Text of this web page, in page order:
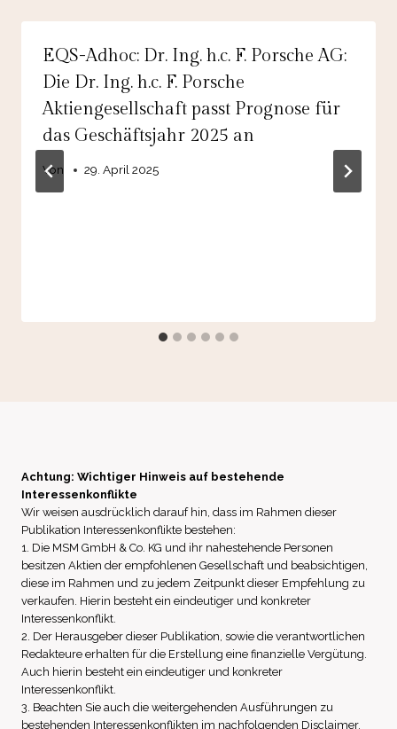
EQS-Adhoc: Dr. Ing. h.c. F. Porsche AG:
Die Dr. Ing. h.c. F. Porsche
Aktiengesellschaft passt Prognose für
das Geschäftsjahr 2025 an
Von 29. April 2025
Achtung: Wichtiger Hinweis auf bestehende
Interessenkonflikte
Wir weisen ausdrücklich darauf hin, dass im Rahmen dieser
Publikation Interessenkonflikte bestehen:
1. Die MSM GmbH & Co. KG und ihr nahestehende Personen
besitzen Aktien der empfohlenen Gesellschaft und beabsichtigen,
diese im Rahmen und zu jedem Zeitpunkt dieser Empfehlung zu
verkaufen. Hierin besteht ein eindeutiger und konkreter
Interessenkonflikt.
2. Der Herausgeber dieser Publikation, sowie die verantwortlichen
Redakteure erhalten für die Erstellung eine finanzielle Vergütung.
Auch hierin besteht ein eindeutiger und konkreter
Interessenkonflikt.
3. Beachten Sie auch die weitergehenden Ausführungen zu
bestehenden Interessenkonflikten im nachfolgenden Disclaimer,